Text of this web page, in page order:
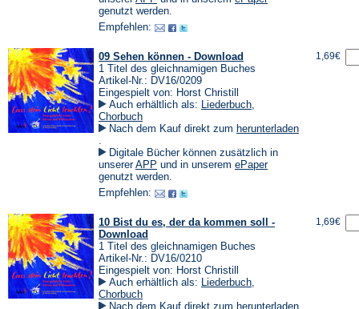
neuen
Tab)
in
neuen
genutzt werden.
Empfehlen:
09 Sehen können - Download
1 Titel des gleichnamigen Buches
Artikel-Nr.: DV16/0209
Eingespielt von: Horst Christill
Auch erhältlich als: Liederbuch,
Chorbuch
Nach dem Kauf direkt zum herunterladen
in
einem
neuen
Tab)
.
Digitale Bücher können zusätzlich in
unsererAPP (Öffnet
in
neuen
und in unserem ePaper(Öffnet
genutzt werden.
Empfehlen:
1,69€
10 Bist du es, der da kommen soll -
Download
1 Titel des gleichnamigen Buches
Artikel-Nr.: DV16/0210
Eingespielt von: Horst Christill
Auch erhältlich als: Liederbuch,
Chorbuch
Nach dem Kauf direkt zum herunterladen
1,69€